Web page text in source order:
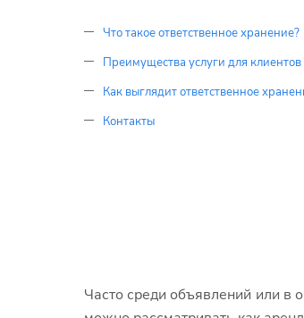
Что такое ответственное хранение?
Преимущества услуги для клиентов
Как выглядит ответственное
Контакты
Часто среди объявлений или в